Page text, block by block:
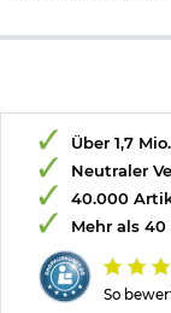
So
Über 1,7
Neutraler
40.000
Mehr als